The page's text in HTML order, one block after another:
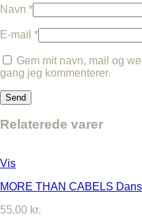
Navn *
E-mail *
Gem mit navn, mail og
gang jeg kommenterer.
Relaterede varer
Vis
MORE THAN CABELS
55,00 kr.